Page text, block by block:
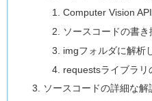
Computer Vision
ソースコードの書き
imgフォルダに解析
requestsライブラリ
ソースコードの詳細な解